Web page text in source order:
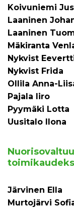
Koivuniemi
Laaninen
Laaninen
Mäkiranta
Nykvist
Nykvist Frida
Ollila Anna-
Pajala Iiro
Pyymäki Lotta
Uusitalo Ilona
Järvinen Ella
Murtojärvi